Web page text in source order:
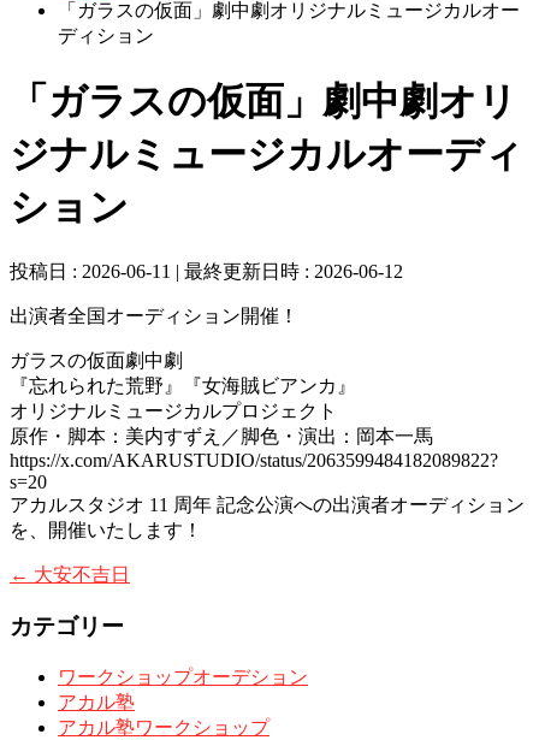
「ガラスの仮面」劇中劇オリジナルミュージカルオー
ディション
「ガラスの仮面」劇中劇オリ
ジナルミュージカルオーディ
ション
投稿日 : 2026-06-11 最終更新日時 : 2026-06-12
出演者全国オーディション開催！
ガラスの仮面劇中劇
『忘れられた荒野』『女海賊ビアンカ』
オリジナルミュージカルプロジェクト
原作・脚本：美内すずえ／脚色・演出：岡本一馬
https://x.com/AKARUSTUDIO/status/2063599484182089822?
s=20
アカルスタジオ 11 周年 記念公演への出演者オーディション
を、開催いたします！
← 大安不吉日
カテゴリー
ワークショップオーデション
アカル塾
アカル塾ワークショップ